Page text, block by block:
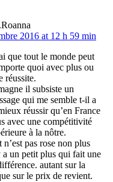
2016 at 12 h 59 min
que tout le monde peut
quoi avec plus ou
réussite.
il subsiste un
qui me semble t-il a
réussir qu’en France
avec une compétitivité
à la nôtre.
pas rose non plus
a un petit plus qui fait une
autant sur la
sur le prix de revient.